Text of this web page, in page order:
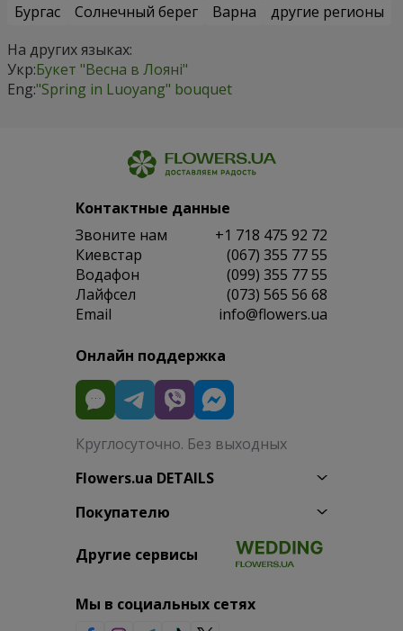
Бургас
Солнечный берег Варна
другие регионы
На других языках:
Укр:Букет "Весна в Лояні"
Eng:"Spring in Luoyang" bouquet
Контактные данные
Звоните нам
+1 718 475 92 72
Киевстар
(067) 355 77 55
Водафон
(099) 355 77 55
Лайфсел
(073) 565 56 68
Email
info@flowers.ua
Онлайн поддержка
Круглосуточно. Без выходных
Flowers.ua DETAILS
Покупателю
Другие сервисы
Мы в социальных сетях